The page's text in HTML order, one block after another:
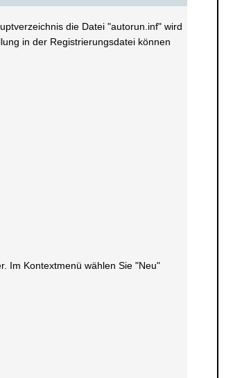
die Datei "autorun.inf" wird
in der Registrierungsdatei können
Im Kontextmenü wählen Sie "Neu"